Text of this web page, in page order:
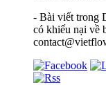
- Bài viết trong
có khiếu nại về